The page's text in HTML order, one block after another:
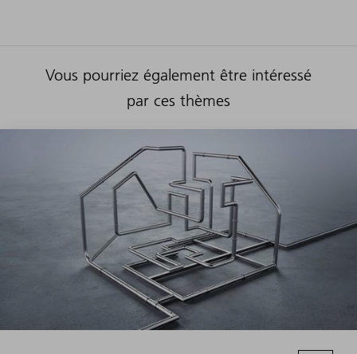
Vous pourriez également être intéressé
par ces thèmes